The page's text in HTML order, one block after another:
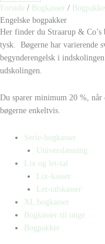
Forside / Bogkasser /
Engelske bogpakker
Her finder du Straarup & Co’s
tysk. Bøgerne har varierende
begynderengelsk i
udskolingen.
Du sparer minimum 20 %,
bøgerne enkeltvis.
Serie-bogkasser
Universlæsning
Lix og let-tal
Lix-kasser
Let-talskasser
XL bogkasser
Bogkasser til unge
Bogpakker